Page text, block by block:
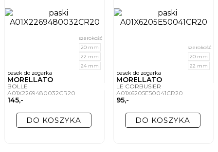
pasek do zegarka
MORELLATO
BOLLE
A01X2269480032CR20
145,-
szerokość
20 mm
22 mm
24 mm
DO KOSZYKA
pasek do zegarka
MORELLATO
LE CORBUSIER
A01X6205E50041CR20
95,-
szerokość
20 mm
22 mm
DO KOSZYKA